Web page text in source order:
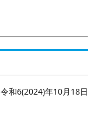
令和6(2024)年10月18日